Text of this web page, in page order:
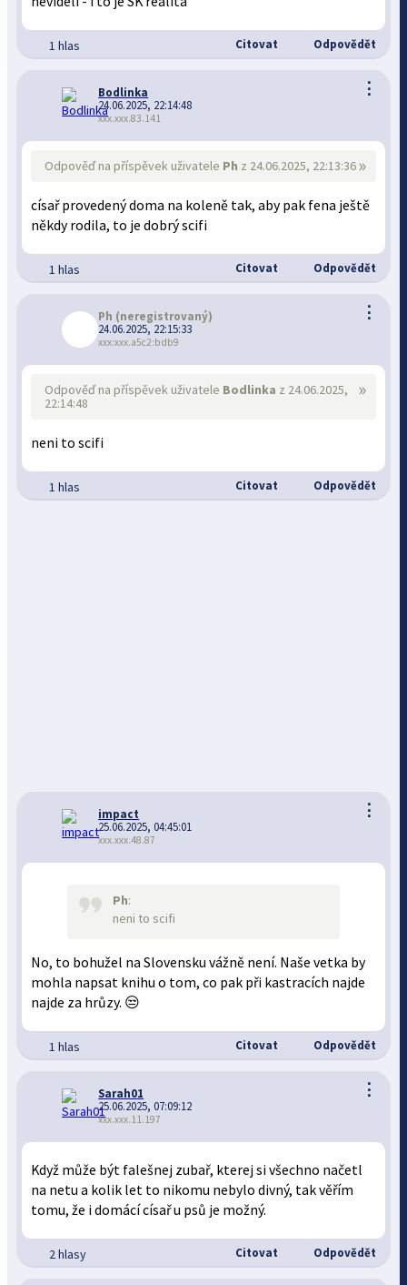
1 hlas Citovat Odpovědět
⋮
Bodlinka
24.06.2025, 22:14:48
xxx.xxx.83.141
»
Odpověď na příspěvek uživatele Ph z 24.06.2025, 22:13:36
císař provedený doma na koleně tak, aby pak fena ještě
někdy rodila, to je dobrý scifi
1 hlas Citovat Odpovědět
⋮
Ph (neregistrovaný)
24.06.2025, 22:15:33
xxx:xxx.a5c2:bdb9
»
Odpověď na příspěvek uživatele Bodlinka z 24.06.2025,
22:14:48
neni to scifi
1 hlas Citovat Odpovědět
⋮
impact
25.06.2025, 04:45:01
xxx.xxx.48.87
Ph:
neni to scifi
No, to bohužel na Slovensku vážně není. Naše vetka by
mohla napsat knihu o tom, co pak při kastracích najde
najde za hrůzy. 😒
1 hlas Citovat Odpovědět
⋮
Sarah01
25.06.2025, 07:09:12
xxx.xxx.11.197
Když může být falešnej zubař, kterej si všechno načetl
na netu a kolik let to nikomu nebylo divný, tak věřím
tomu, že i domácí císař u psů je možný.
2 hlasy Citovat Odpovědět